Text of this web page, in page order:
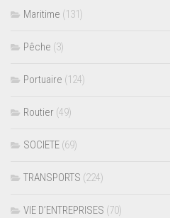
Maritime (131)
Pêche (3)
Portuaire (124)
Routier (49)
SOCIETE (69)
TRANSPORTS (224)
VIE D’ENTREPRISES (70)